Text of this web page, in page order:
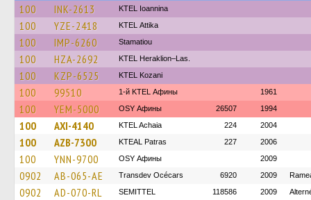
100 INK-2613 KTEL Ioannina
100 YZE-2418 KΤΕL Αttika
100 IMP-6260 Stamatiou
100 HZA-2692 KTEL Heraklion–Las.
100 KZP-6525 ΚΤΕL Kozani
100 99510 1-й KTEL Афины 1961
100 YEM-5000 OSY Афины 26507 1994
100 AXI-4140 KTEL Achaia 224 2004
100 AZB-7300 KTEAL Patras 227 2006
100 YNN-9700 OSY Афины 2009
0902 AB-065-AE Transdev Océcars 6920 2009
0902 AD-070-RL SEMITTEL 118586 2009